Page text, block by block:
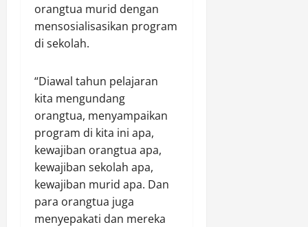
orangtua murid dengan
mensosialisasikan program
di sekolah.
“Diawal tahun pelajaran
kita mengundang
orangtua, menyampaikan
program di kita ini apa,
kewajiban orangtua apa,
kewajiban sekolah apa,
kewajiban murid apa. Dan
para orangtua juga
menyepakati dan mereka